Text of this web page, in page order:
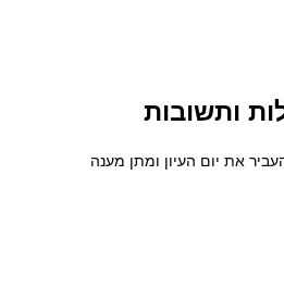
ותשובות
את יום העיון ומתן מענה